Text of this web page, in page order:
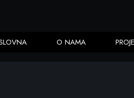
O NAMA